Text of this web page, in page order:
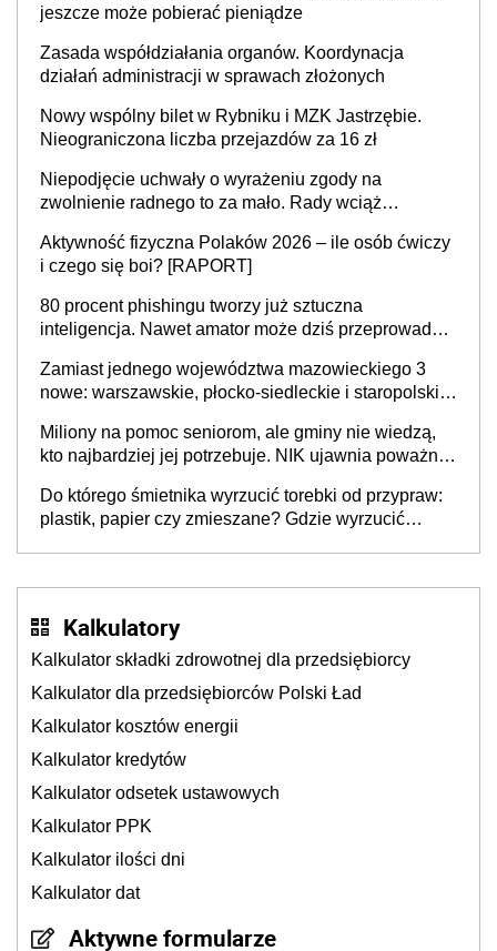
jeszcze może pobierać pieniądze
Zasada współdziałania organów. Koordynacja
działań administracji w sprawach złożonych
Nowy wspólny bilet w Rybniku i MZK Jastrzębie.
Nieograniczona liczba przejazdów za 16 zł
Niepodjęcie uchwały o wyrażeniu zgody na
zwolnienie radnego to za mało. Rady wciąż
sprawy
Aktywność fizyczna Polaków 2026 – ile osób ćwiczy
i czego się boi? [RAPORT]
80 procent phishingu tworzy już sztuczna
inteligencja. Nawet amator może dziś przeprowadzić
Zamiast jednego województwa mazowieckiego 3
nowe: warszawskie, płocko-siedleckie i staropolskie.
stołecznych
Miliony na pomoc seniorom, ale gminy nie wiedzą,
kto najbardziej jej potrzebuje. NIK ujawnia poważną
Do którego śmietnika wyrzucić torebki od przypraw:
plastik, papier czy zmieszane? Gdzie wyrzucić
Kalkulatory
Kalkulator składki zdrowotnej dla przedsiębiorcy
Kalkulator dla przedsiębiorców Polski Ład
Kalkulator kosztów energii
Kalkulator kredytów
Kalkulator odsetek ustawowych
Kalkulator PPK
Kalkulator ilości dni
Kalkulator dat
Aktywne formularze